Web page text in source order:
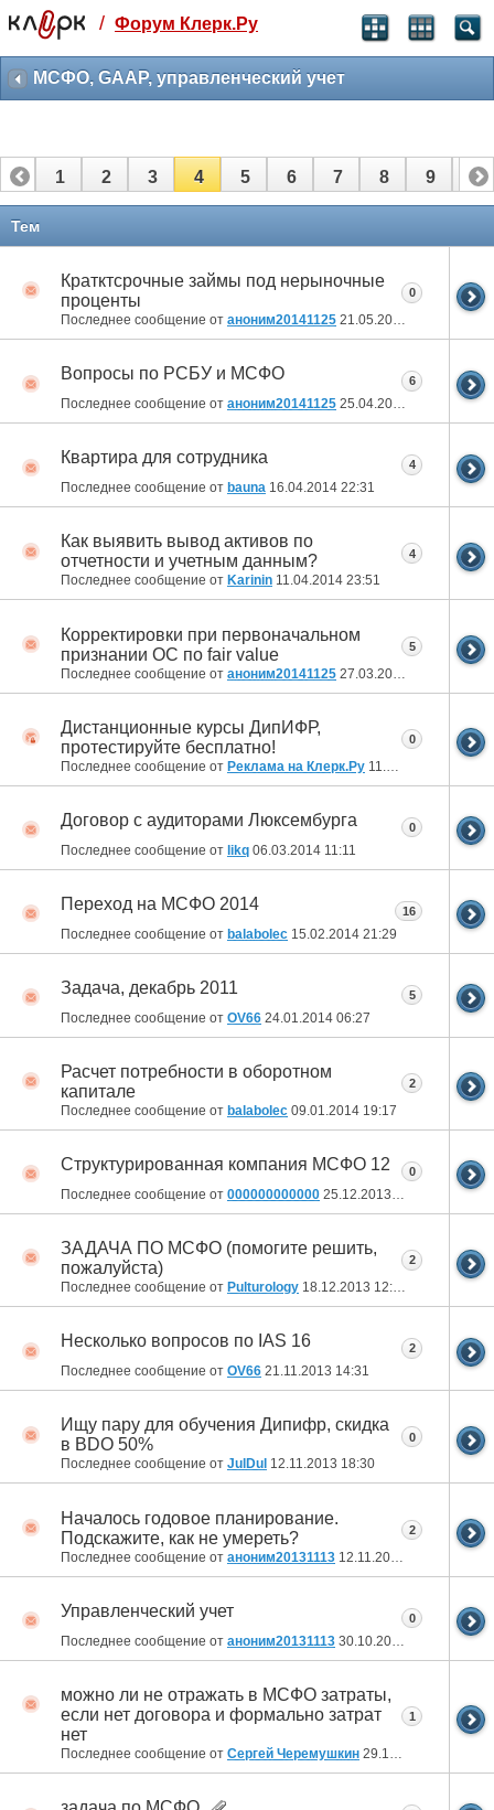
Святые угодники, Клерк без рекламы
прекрасен:)
3 месяца
259
-10%
полгода
499 ₽
Отмена Оплатить
/ Форум Клерк.Ру
МСФО, GAAP, управленческий учет
1 2 3 4 5 6 7 8 9 10
Тем
Кратктсрочные займы под нерыночные
проценты
Последнее сообщение от аноним20141125 21.05.2014
0
Вопросы по РСБУ и МСФО
Последнее сообщение от аноним20141125 25.04.2014
6
Квартира для сотрудника
Последнее сообщение от bauna 16.04.2014 22:31
4
Как выявить вывод активов по
отчетности и учетным данным?
Последнее сообщение от Karinin 11.04.2014 23:51
4
Корректировки при первоначальном
признании ОС по fair value
Последнее сообщение от аноним20141125 27.03.2014
5
Дистанционные курсы ДипИФР,
протестируйте бесплатно!
Последнее сообщение от Реклама на Клерк.Ру 11.03.2014
0
Договор с аудиторами Люксембурга
Последнее сообщение от likq 06.03.2014 11:11
0
Переход на МСФО 2014
Последнее сообщение от balabolec 15.02.2014 21:29
16
Задача, декабрь 2011
Последнее сообщение от OV66 24.01.2014 06:27
5
Расчет потребности в оборотном
капитале
Последнее сообщение от balabolec 09.01.2014 19:17
2
Структурированная компания МСФО 12
Последнее сообщение от 000000000000 25.12.2013 14:06
0
ЗАДАЧА ПО МСФО (помогите решить,
пожалуйста)
Последнее сообщение от Pulturology 18.12.2013 12:44
2
Несколько вопросов по IAS 16
Последнее сообщение от OV66 21.11.2013 14:31
2
Ищу пару для обучения Дипифр, скидка
в BDO 50%
Последнее сообщение от JulDul 12.11.2013 18:30
0
Началось годовое планирование.
Подскажите, как не умереть?
Последнее сообщение от аноним20131113 12.11.2013
2
Управленческий учет
Последнее сообщение от аноним20131113 30.10.2013
0
можно ли не отражать в МСФО затраты,
если нет договора и формально затрат
нет
Последнее сообщение от Сергей Черемушкин 29.10.2013
1